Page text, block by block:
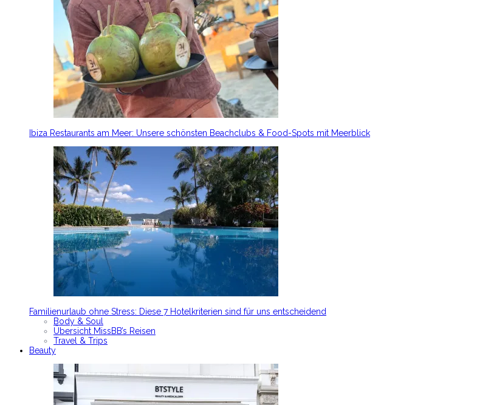
Ibiza Restaurants am Meer: Unsere schönsten Beachclubs & Food-Spots mit Meerblick
Familienurlaub ohne Stress: Diese 7 Hotelkriterien sind für uns entscheidend
Body & Soul
Übersicht MissBB’s Reisen
Travel & Trips
Beauty